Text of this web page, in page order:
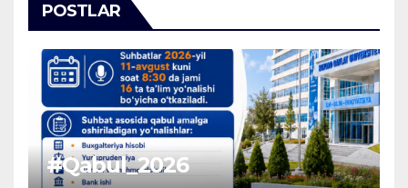
POSTLAR
#Qabul_2026